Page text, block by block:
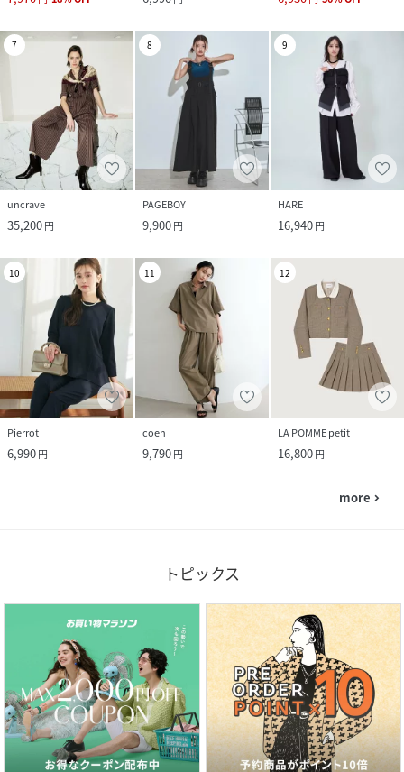
7
uncrave
35,200円
8
PAGEBOY
9,900円
9
HARE
16,940円
10
Pierrot
6,990円
11
coen
9,790円
12
LA POMME petit
16,800円
more navigate_next
トピックス